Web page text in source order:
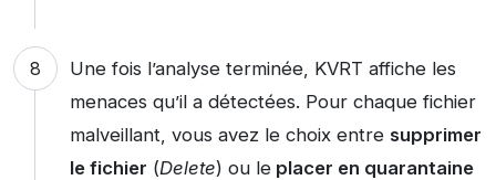
Une fois l’analyse terminée, KVRT affiche les
menaces qu’il a détectées. Pour chaque fichier
malveillant, vous avez le choix entre supprimer
le fichier (Delete) ou leplacer en quarantaine